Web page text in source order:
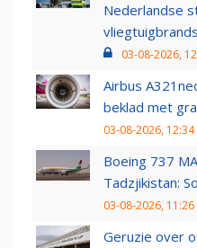
Nederlandse
03-08-2026,
Airbus
beklad met
03-08-2026, 12:34
Boeing 737
Tadzjikistan:
03-08-2026, 11:26
Geruzie over